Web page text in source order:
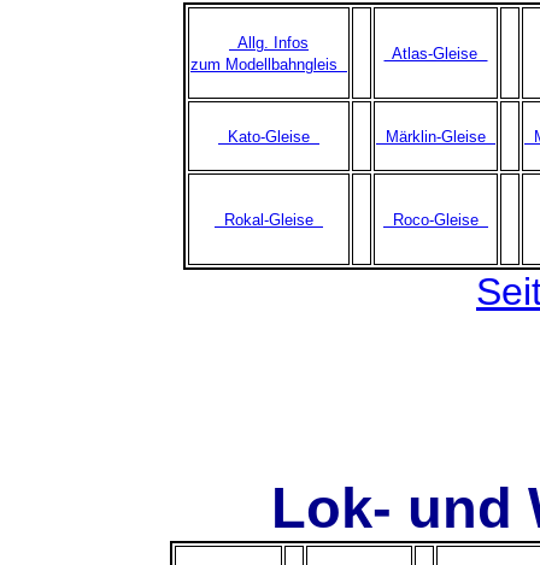
Allg. Infos
zum Modellbahngleis
Atlas-Gleise
Kato-Gleise Märklin-Gleise
Rokal-Gleise Roco-Gleise
Lok- und